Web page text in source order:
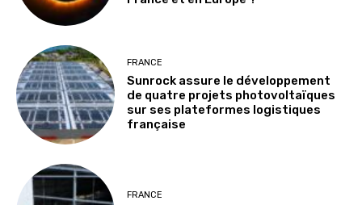
FRANCE
Sunrock assure le développement
de quatre projets photovoltaïques
sur ses plateformes logistiques
française
FRANCE